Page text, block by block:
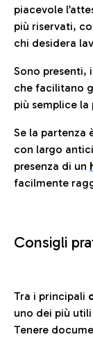
piacevole
più riservati,
chi desidera
Sono presenti,
che facilitano
più semplice
Se la partenza
con largo
presenza di un
facilmente
Consigli
Tra i principali
uno dei più
Tenere